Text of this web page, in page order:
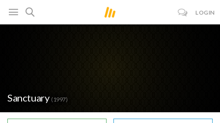
LOGIN
Sanctuary (1997)